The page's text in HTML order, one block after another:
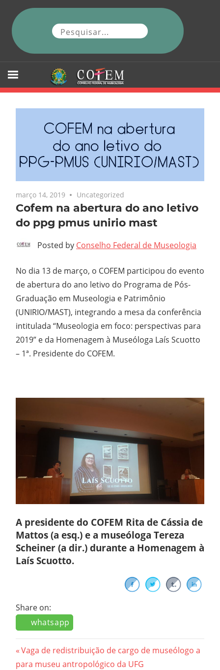
content
março 14, 2019 Uncategorized
Cofem na abertura do ano letivo
do ppg pmus unirio mast
Posted by Conselho Federal de Museologia
No dia 13 de março, o COFEM participou do evento
de abertura do ano letivo do Programa de Pós-
Graduação em Museologia e Patrimônio
(UNIRIO/MAST), integrando a mesa da conferência
intitulada “Museologia em foco: perspectivas para
2019” e da Homenagem à Museóloga Laís Scuotto
– 1ª. Presidente do COFEM.
A presidente do COFEM Rita de Cássia de
Mattos (a esq.) e a museóloga Tereza
Scheiner (a dir.) durante a Homenagem à
Laís Scuotto.
Share on:
whatsapp
Navegação
Previous
Post:
Vaga de redistribuição de cargo de museólogo a
para museu antropológico da UFG